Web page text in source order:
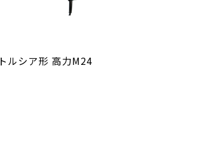
トルシア形 高力M24